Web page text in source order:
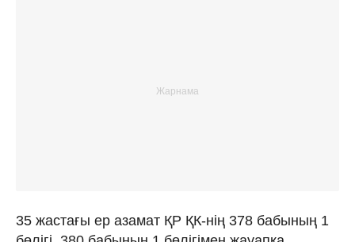
35 жастағы ер азамат ҚР ҚК-нің 378 бабының 1